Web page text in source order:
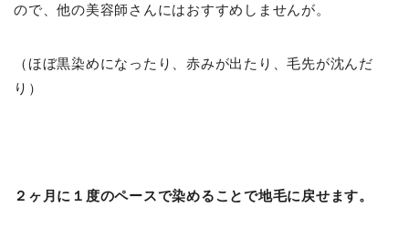
ので、他の美容師さんにはおすすめしませんが。
（ほぼ黒染めになったり、赤みが出たり、毛先が沈んだ
り）
２ヶ月に１度のペースで染めることで地毛に戻せます。